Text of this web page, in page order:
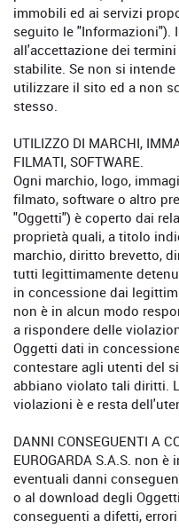
immobili ed ai servizi
seguito le "Informazioni").
all'accettazione dei
stabilite. Se non si
utilizzare il sito ed a non
stesso.
UTILIZZO DI MARCHI,
FILMATI, SOFTWARE.
Ogni marchio, logo,
filmato, software o altro
"Oggetti") è coperto dai
proprietà quali, a titolo
marchio, diritto brevetto,
tutti legittimamente
in concessione dai
non è in alcun modo
a rispondere delle
Oggetti dati in
contestare agli utenti del
abbiano violato tali diritti.
violazioni è e resta
DANNI CONSEGUENTI A
EUROGARDA S.A.S. non
eventuali danni
o al download degli
conseguenti a difetti,